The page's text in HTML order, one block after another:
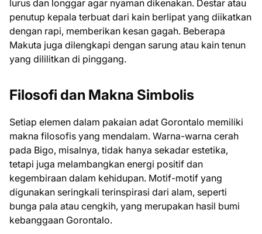
lurus dan longgar agar nyaman dikenakan. Destar atau
penutup kepala terbuat dari kain berlipat yang diikatkan
dengan rapi, memberikan kesan gagah. Beberapa
Makuta juga dilengkapi dengan sarung atau kain tenun
yang dililitkan di pinggang.
Filosofi dan Makna Simbolis
Setiap elemen dalam pakaian adat Gorontalo memiliki
makna filosofis yang mendalam. Warna-warna cerah
pada Bigo, misalnya, tidak hanya sekadar estetika,
tetapi juga melambangkan energi positif dan
kegembiraan dalam kehidupan. Motif-motif yang
digunakan seringkali terinspirasi dari alam, seperti
bunga pala atau cengkih, yang merupakan hasil bumi
kebanggaan Gorontalo.